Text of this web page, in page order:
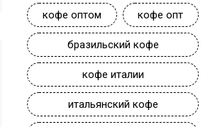
кофе оптом кофе опт
бразильский кофе
кофе италии
итальянский кофе